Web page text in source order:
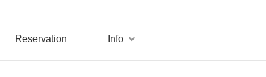
Reservation Info